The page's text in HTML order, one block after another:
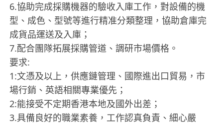
6.協助完成採購機器的驗收入庫工作，對設備的機
型、成色、型號等進行精准分類整理，協助倉庫完
成貨品運送及入庫；
7.配合團隊拓展採購管道、調研市場價格。
要求:
1:文憑及以上，供應鏈管理、國際進出口貿易，市
場行銷、英語相關專業優先；
2:能接受不定期香港本地及國外出差；
3.具備良好的職業素養，工作認真負責、細心嚴